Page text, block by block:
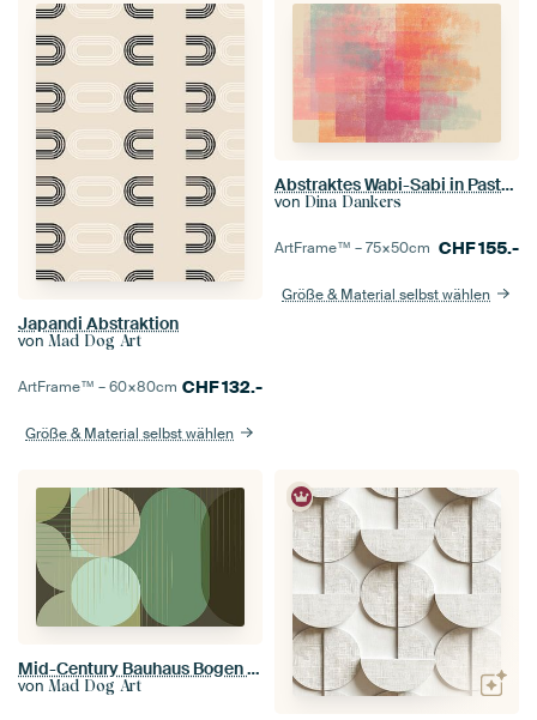
Japandi Abstraktion
von Mad Dog Art
ArtFrame™ –60×80cm CHF132.-
Größe & Material selbst wählen
Abstraktes Wabi-Sabi in Pastellgelb, Rosa, Beige, Hellblau II
von Dina Dankers
ArtFrame™ –75×50cm CHF155.-
Größe & Material selbst wählen
Mid-Century Bauhaus Bogen Rundungen Geomtrie Abstraktion
von Mad Dog Art